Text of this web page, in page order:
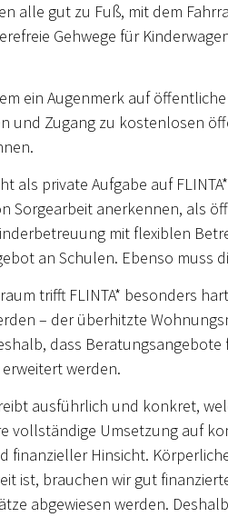
alle gut zu Fuß, mit dem
Gehwege für
ein Augenmerk auf
und Zugang zu kostenlosen
als private Aufgabe auf
Sorgearbeit anerkennen, als
mit flexiblen
an Schulen. Ebenso muss
trifft FLINTA* besonders
– der überhitzte
dass
werden.
ausführlich und konkret,
vollständige Umsetzung auf
finanzieller Hinsicht.
ist, brauchen wir gut
abgewiesen werden.